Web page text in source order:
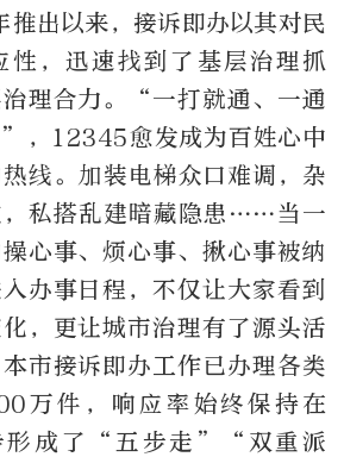
推出以来，接诉即办以其对民
性，迅速找到了基层治理抓
理合力。“一打就通、一通
”，12345愈发成为百姓心中
线。加装电梯众口难调，杂
，私搭乱建暗藏隐患……当一
心事、烦心事、揪心事被纳
办事日程，不仅让大家看到
，更让城市治理有了源头活
市接诉即办工作已办理各类
万件，响应率始终保持在
形成了“五步走”“双重派